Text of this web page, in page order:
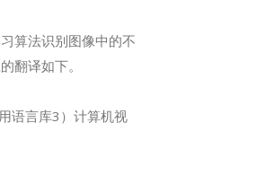
算法识别图像中的不
翻译如下。
语言库3）计算机视